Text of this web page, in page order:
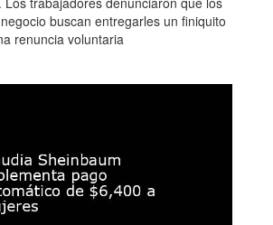
buscan entregarles un finiquito
renuncia voluntaria